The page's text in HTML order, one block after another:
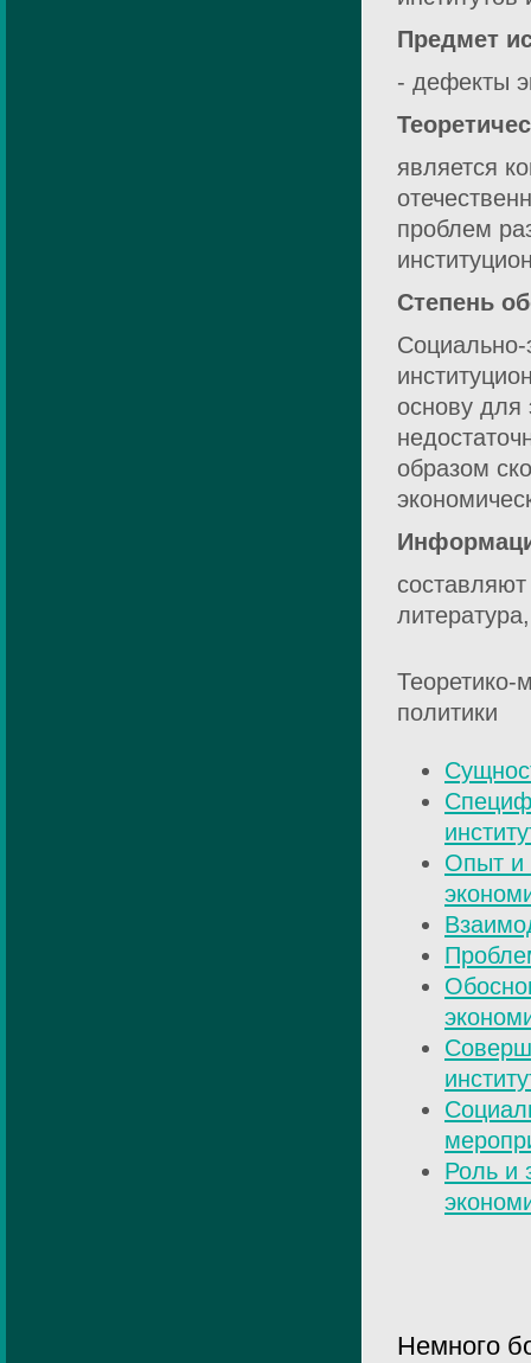
Предмет
- дефекты
является
проблем
Степень
основу для
образом
Теоретико-
политики
Опыт и
Роль и
Немного